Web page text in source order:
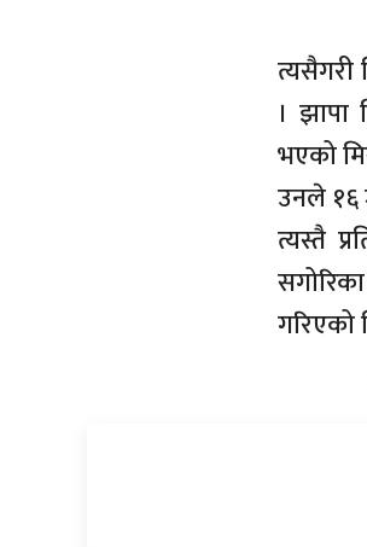
। झापा
भएको
उनले १६
त्यस्तै
गरिएको